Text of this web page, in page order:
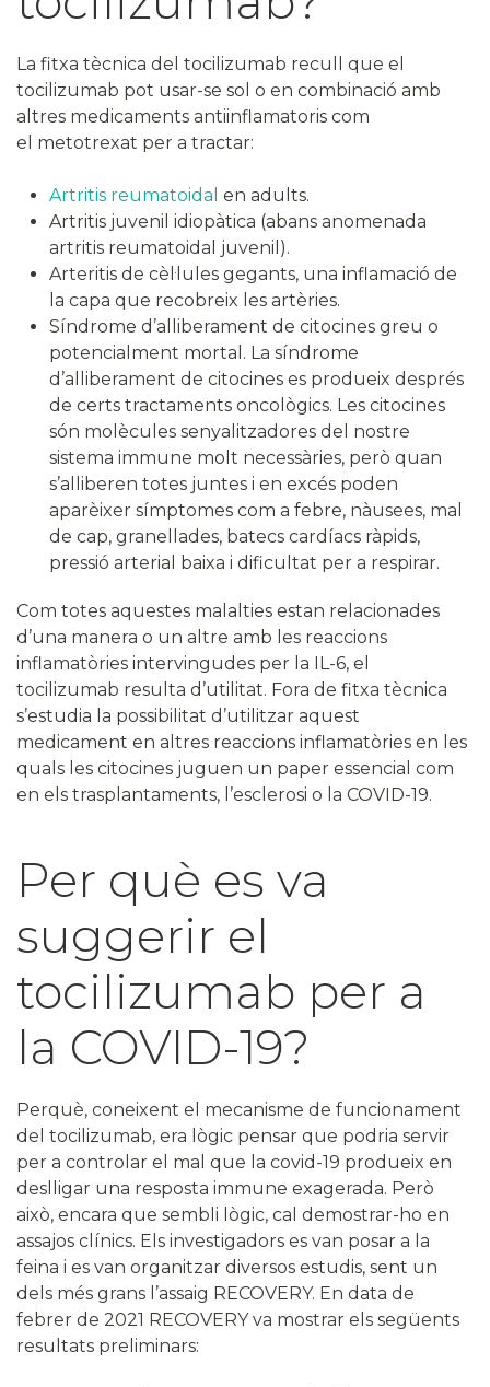
La fitxa tècnica del tocilizumab recull que el
tocilizumab pot usar-se sol o en combinació amb
altres medicaments antiinflamatoris com
el metotrexat per a tractar:
Artritis reumatoidal en adults.
Artritis juvenil idiopàtica (abans anomenada
artritis reumatoidal juvenil).
Arteritis de cèl·lules gegants, una inflamació de
la capa que recobreix les artèries.
Síndrome d’alliberament de citocines greu o
potencialment mortal. La síndrome
d’alliberament de citocines es produeix després
de certs tractaments oncològics. Les citocines
són molècules senyalitzadores del nostre
sistema immune molt necessàries, però quan
s’alliberen totes juntes i en excés poden
aparèixer símptomes com a febre, nàusees, mal
de cap, granellades, batecs cardíacs ràpids,
pressió arterial baixa i dificultat per a respirar.
Com totes aquestes malalties estan relacionades
d’una manera o un altre amb les reaccions
inflamatòries intervingudes per la IL-6, el
tocilizumab resulta d’utilitat. Fora de fitxa tècnica
s’estudia la possibilitat d’utilitzar aquest
medicament en altres reaccions inflamatòries en les
quals les citocines juguen un paper essencial com
en els trasplantaments, l’esclerosi o la COVID-19.
Per què es va
suggerir el
tocilizumab per a
la COVID-19?
Perquè, coneixent el mecanisme de funcionament
del tocilizumab, era lògic pensar que podria servir
per a controlar el mal que la covid-19 produeix en
deslligar una resposta immune exagerada. Però
això, encara que sembli lògic, cal demostrar-ho en
assajos clínics. Els investigadors es van posar a la
feina i es van organitzar diversos estudis, sent un
dels més grans l’assaig RECOVERY. En data de
febrer de 2021 RECOVERY va mostrar els següents
resultats preliminars: